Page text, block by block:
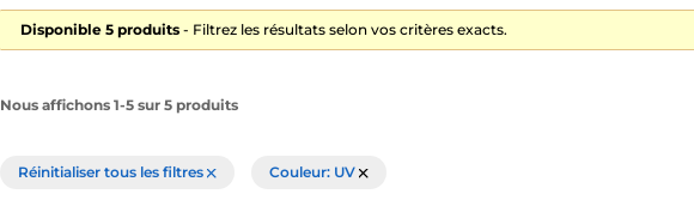
Disponible 5 produits - Filtrez les résultats selon vos critères exacts.
Nous affichons 1-5 sur 5 produits
Réinitialiser tous les filtres Couleur: UV